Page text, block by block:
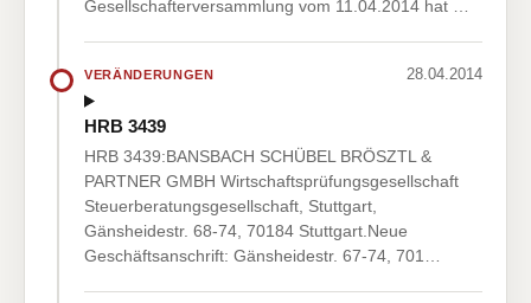
Gesellschafterversammlung vom 11.04.2014 hat …
VERÄNDERUNGEN 28.04.2014
HRB 3439
HRB 3439:BANSBACH SCHÜBEL BRÖSZTL &
PARTNER GMBH Wirtschaftsprüfungsgesellschaft
Steuerberatungsgesellschaft, Stuttgart,
Gänsheidestr. 68-74, 70184 Stuttgart.Neue
Geschäftsanschrift: Gänsheidestr. 67-74, 701…